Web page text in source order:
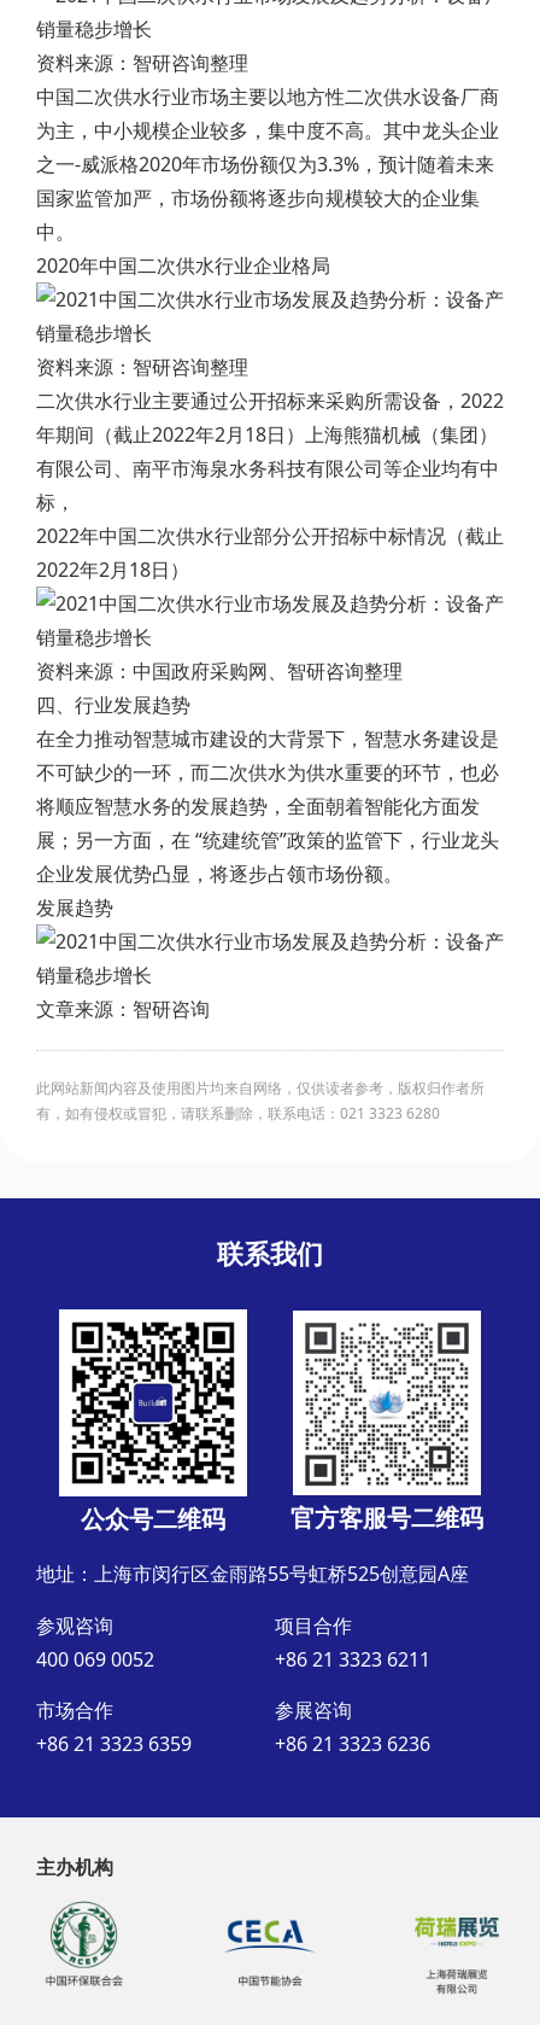
资料来源：智研咨询整理
中国二次供水行业市场主要以地方性二次供水设备厂商
为主，中小规模企业较多，集中度不高。其中龙头企业
之一-威派格2020年市场份额仅为3.3%，预计随着未来
国家监管加严，市场份额将逐步向规模较大的企业集
中。
2020年中国二次供水行业企业格局
资料来源：智研咨询整理
二次供水行业主要通过公开招标来采购所需设备，2022
年期间（截止2022年2月18日）上海熊猫机械（集团）
有限公司、南平市海泉水务科技有限公司等企业均有中
标，
2022年中国二次供水行业部分公开招标中标情况（截止
2022年2月18日）
资料来源：中国政府采购网、智研咨询整理
四、行业发展趋势
在全力推动智慧城市建设的大背景下，智慧水务建设是
不可缺少的一环，而二次供水为供水重要的环节，也必
将顺应智慧水务的发展趋势，全面朝着智能化方面发
展；另一方面，在 “统建统管”政策的监管下，行业龙头
企业发展优势凸显，将逐步占领市场份额。
发展趋势
文章来源：智研咨询
此网站新闻内容及使用图片均来自网络，仅供读者参考，版权归作者所
有，如有侵权或冒犯，请联系删除，联系电话：021 3323 6280
联系我们
公众号二维码 官方客服号二维码
地址：上海市闵行区金雨路55号虹桥525创意园A座
参观咨询
400 069 0052
项目合作
+86 21 3323 6211
市场合作
+86 21 3323 6359
参展咨询
+86 21 3323 6236
主办机构